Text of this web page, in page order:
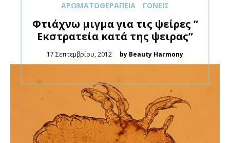
ΑΡΩΜΑΤΟΘΕΡΑΠΕΊΑ ΓΟΝΕΊΣ
Φτιάχνω μιγμα για τις ψείρες ”
Εκστρατεία κατά της ψειρας”
Posted
17 Σεπτεμβρίου, 2012 by Beauty Harmony